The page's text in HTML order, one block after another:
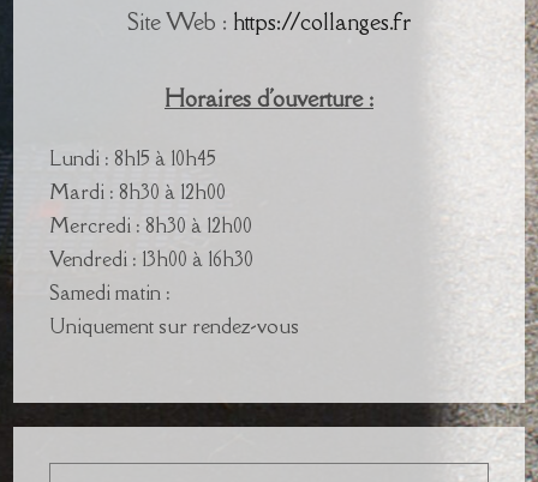
Site Web : https://collanges.fr
Horaires d'ouverture :
Lundi : 8h15 à 10h45
Mardi : 8h30 à 12h00
Mercredi : 8h30 à 12h00
Vendredi : 13h00 à 16h30
Samedi matin :
Uniquement sur rendez-vous